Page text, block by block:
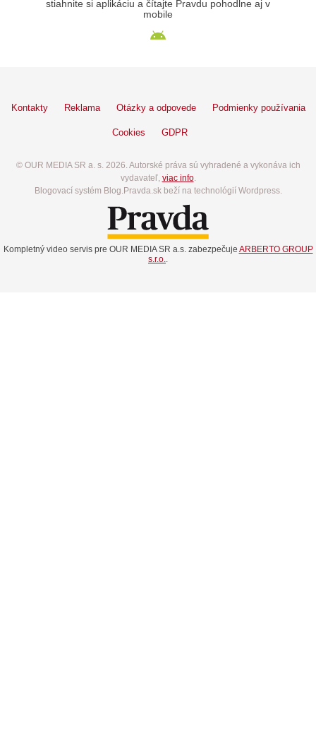
stiahnite si aplikáciu a čítajte Pravdu pohodlne aj v
mobile
Kontakty Reklama Otázky a odpovede Podmienky používania
Cookies GDPR
© OUR MEDIA SR a. s. 2026. Autorské práva sú vyhradené a vykonáva ich
vydavateľ, viac info.
Blogovací systém Blog.Pravda.sk beží na technológií Wordpress.
Kompletný video servis pre OUR MEDIA SR a.s. zabezpečuje ARBERTO GROUP
s.r.o..